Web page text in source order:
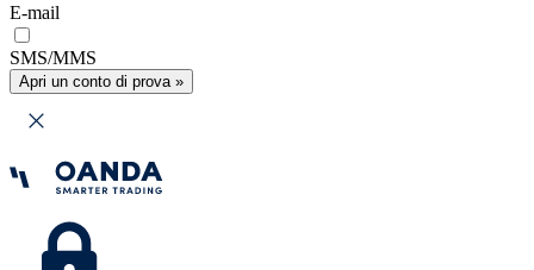
E-mail
SMS/MMS
Apri un conto di prova »